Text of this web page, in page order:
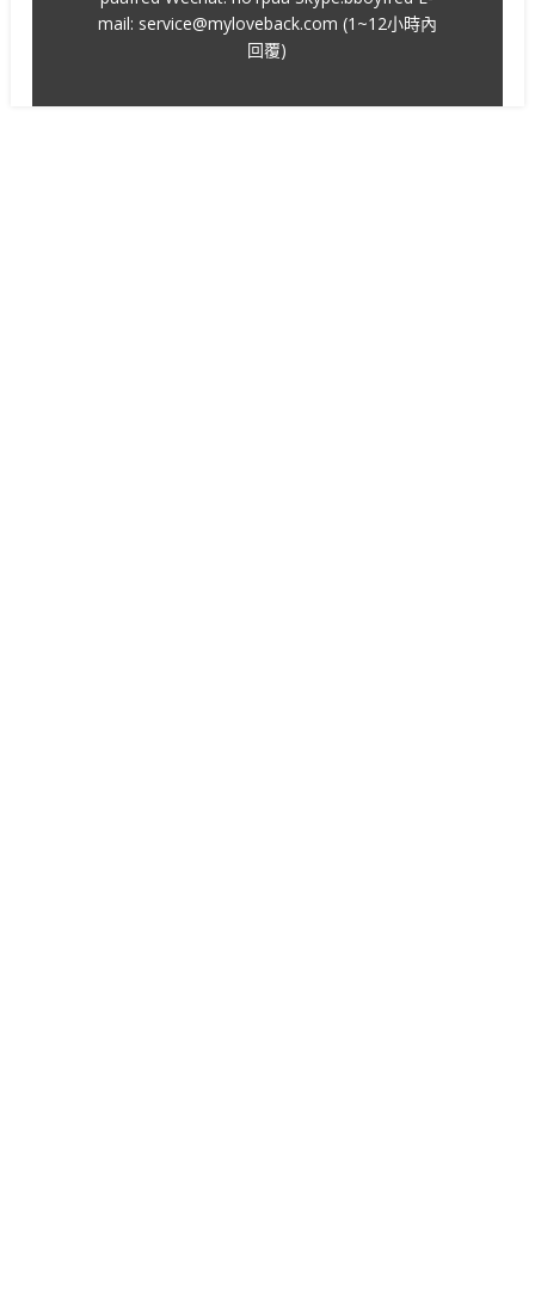
mail: service@myloveback.com (1~12小時內
回覆)